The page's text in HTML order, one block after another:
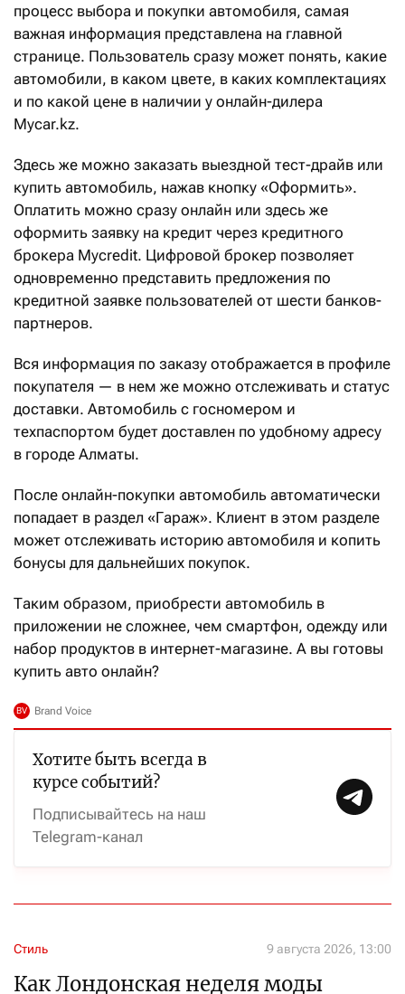
процесс выбора и покупки автомобиля, самая
важная информация представлена на главной
странице. Пользователь сразу может понять, какие
автомобили, в каком цвете, в каких комплектациях
и по какой цене в наличии у онлайн-дилера
Mycar.kz.
Здесь же можно заказать выездной тест-драйв или
купить автомобиль, нажав кнопку «Оформить».
Оплатить можно сразу онлайн или здесь же
оформить заявку на кредит через кредитного
брокера Mycredit. Цифровой брокер позволяет
одновременно представить предложения по
кредитной заявке пользователей от шести банков-
партнеров.
Вся информация по заказу отображается в профиле
покупателя — в нем же можно отслеживать и статус
доставки. Автомобиль с госномером и
техпаспортом будет доставлен по удобному адресу
в городе Алматы.
После онлайн-покупки автомобиль автоматически
попадает в раздел «Гараж». Клиент в этом разделе
может отслеживать историю автомобиля и копить
бонусы для дальнейших покупок.
Таким образом, приобрести автомобиль в
приложении не сложнее, чем смартфон, одежду или
набор продуктов в интернет-магазине. А вы готовы
купить авто онлайн?
Хотите быть всегда в
курсе событий?
Подписывайтесь на наш
Telegram-канал
Стиль 9 августа 2026, 13:00
Как Лондонская неделя моды